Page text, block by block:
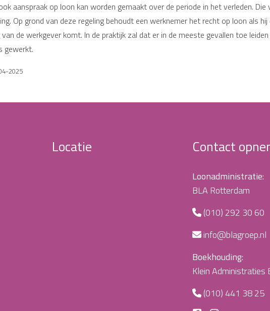
aanspraak op loon kan worden gemaakt over de periode in het verleden.
Op grond van deze regeling behoudt een werknemer het recht op loon als
de werkgever komt. In de praktijk zal dat er in de meeste gevallen toe
gewerkt.
2025
Locatie Contact
Loonadministratie:
BLA Rotterdam
(010) 292 30 60
info@blagroep.nl
Boekhouding:
Klein Administraties
(010) 441 38 25